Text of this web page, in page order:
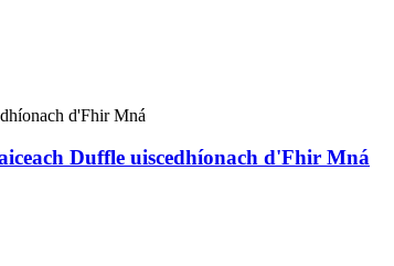
Duffle uiscedhíonach d'Fhir Mná